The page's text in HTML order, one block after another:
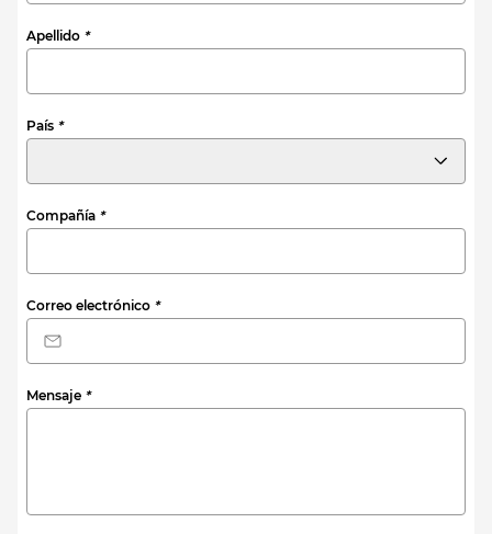
Apellido *
País *
Compañía *
Correo electrónico *
Mensaje *